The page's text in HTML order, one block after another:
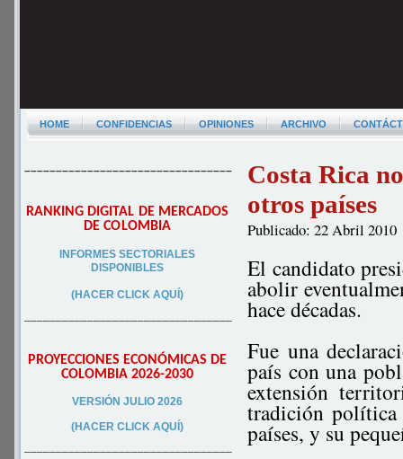
HOME CONFIDENCIAS OPINIONES ARCHIVO
–––––––––––––––––––––––––––––––––
RANKING DIGITAL DE MERCADOS
DE COLOMBIA
INFORMES SECTORIALES
DISPONIBLES
(HACER CLICK AQUÍ)
–––––––––––––––––––––––––––––––––
PROYECCIONES ECONÓMICAS DE
COLOMBIA 2026-2030
VERSIÓN JULIO 2026
(HACER CLICK AQUÍ)
–––––––––––––––––––––––––––––––––
Costa Rica
otros países
Publicado: 22 Abril 2010
El candidato
abolir
hace décadas.
Fue una
país con una
extensión
tradición política
países, y su